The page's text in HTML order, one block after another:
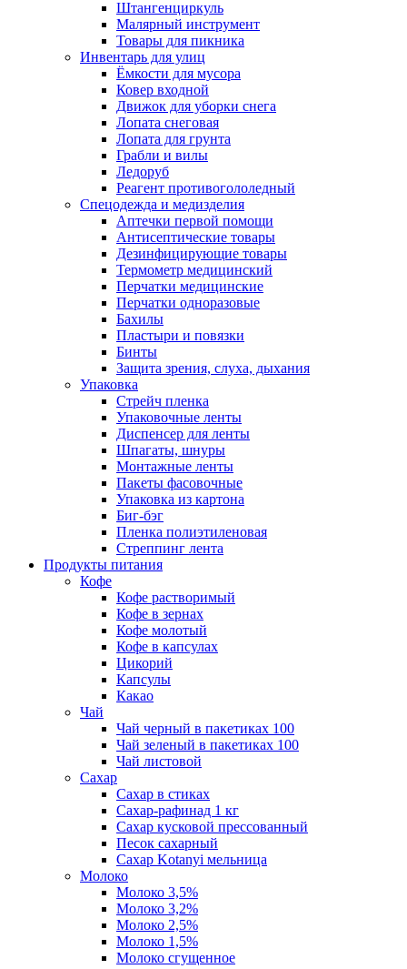
Штангенциркуль
Малярный инструмент
Товары для пикника
Инвентарь для улиц
Ёмкости для мусора
Ковер входной
Движок для уборки снега
Лопата снеговая
Лопата для грунта
Грабли и вилы
Ледоруб
Реагент противогололедный
Спецодежда и медизделия
Аптечки первой помощи
Антисептические товары
Дезинфицирующие товары
Термометр медицинский
Перчатки медицинские
Перчатки одноразовые
Бахилы
Пластыри и повязки
Бинты
Защита зрения, слуха, дыхания
Упаковка
Стрейч пленка
Упаковочные ленты
Диспенсер для ленты
Шпагаты, шнуры
Монтажные ленты
Пакеты фасовочные
Упаковка из картона
Биг-бэг
Пленка полиэтиленовая
Стреппинг лента
Продукты питания
Кофе
Кофе растворимый
Кофе в зернах
Кофе молотый
Кофе в капсулах
Цикорий
Капсулы
Какао
Чай
Чай черный в пакетиках 100
Чай зеленый в пакетиках 100
Чай листовой
Сахар
Сахар в стиках
Сахар-рафинад 1 кг
Сахар кусковой прессованный
Песок сахарный
Сахар Kotanyi мельница
Молоко
Молоко 3,5%
Молоко 3,2%
Молоко 2,5%
Молоко 1,5%
Молоко сгущенное